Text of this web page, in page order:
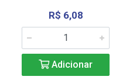
R$ 6,08
Adicionar